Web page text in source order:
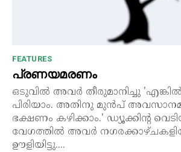
FEATURES
പ്രണയമരണം
ഒടുവിൽ അവർ തീരുമാനിച്ചു
പിരിയാം. അതിനു മുൻപ്
ഭക്ഷണം കഴിക്കാം.' ഡ്യൂക്കിന്റ വെടിയുണ്ട
വേഗത്തിൽ അവർ
ഊളിയിട്ടു....